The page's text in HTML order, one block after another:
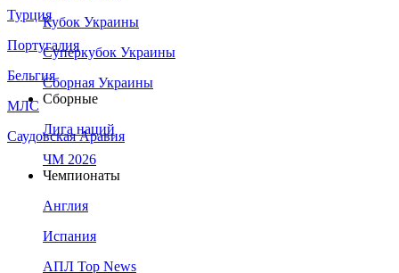
Турция
Португалия
Бельгия
МЛС
Саудовская Аравия
Кубок Украины
Суперкубок Украины
Сборная Украины
Сборные
Лига наций
ЧМ 2026
Чемпионаты
Англия
Испания
АПЛ Top News